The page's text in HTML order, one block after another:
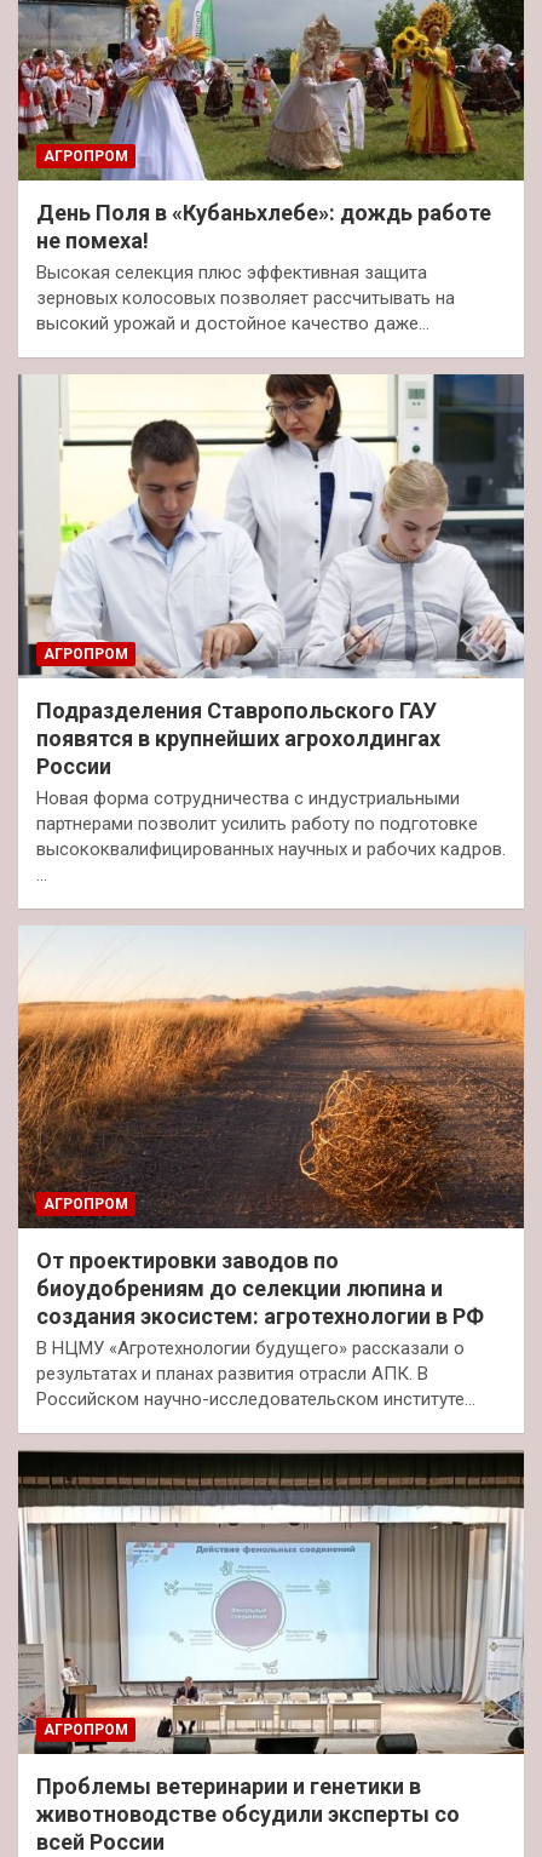
АГРОПРОМ
День Поля в «Кубаньхлебе»: дождь работе
не помеха!
Высокая селекция плюс эффективная защита
зерновых колосовых позволяет рассчитывать на
высокий урожай и достойное качество даже…
АГРОПРОМ
Подразделения Ставропольского ГАУ
появятся в крупнейших агрохолдингах
России
Новая форма сотрудничества с индустриальными
партнерами позволит усилить работу по подготовке
высококвалифицированных научных и рабочих кадров.
АГРОПРОМ
От проектировки заводов по
биоудобрениям до селекции люпина и
создания экосистем: агротехнологии в РФ
В НЦМУ «Агротехнологии будущего» рассказали о
результатах и планах развития отрасли АПК. В
Российском научно-исследовательском институте…
АГРОПРОМ
Проблемы ветеринарии и генетики в
животноводстве обсудили эксперты со
всей России